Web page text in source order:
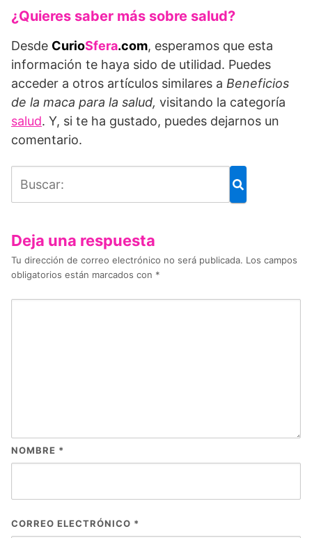
¿Quieres saber más sobre salud?
Desde CurioSfera.com, esperamos que esta
información te haya sido de utilidad. Puedes
acceder a otros artículos similares a Beneficios
de la maca para la salud, visitando la categoría
salud. Y, si te ha gustado, puedes dejarnos un
comentario.
Deja una respuesta
Tu dirección de correo electrónico no será publicada. Los campos
obligatorios están marcados con *
NOMBRE *
CORREO ELECTRÓNICO *